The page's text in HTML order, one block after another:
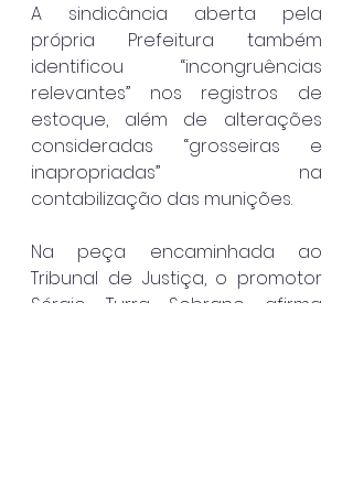
A sindicância aberta pela
própria Prefeitura também
identificou “incongruências
relevantes” nos registros de
estoque, além de alterações
consideradas “grosseiras e
inapropriadas” na
contabilização das munições.
Na peça encaminhada ao
Tribunal de Justiça, o promotor
Sérgio Turra Sobrane afirma